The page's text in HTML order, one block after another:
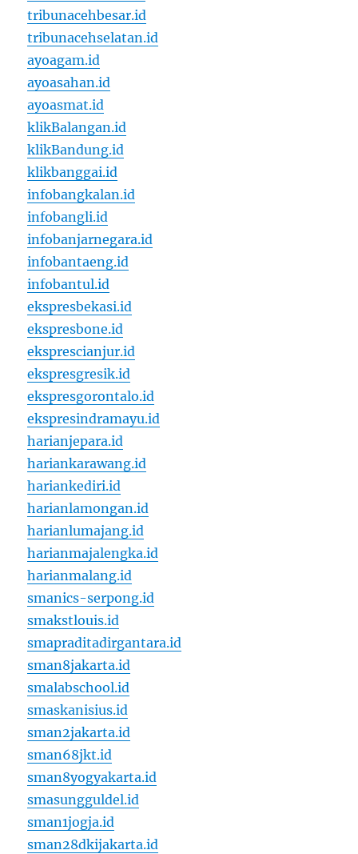
tribunacehbesar.id
tribunacehselatan.id
ayoagam.id
ayoasahan.id
ayoasmat.id
klikBalangan.id
klikBandung.id
klikbanggai.id
infobangkalan.id
infobangli.id
infobanjarnegara.id
infobantaeng.id
infobantul.id
ekspresbekasi.id
ekspresbone.id
eksprescianjur.id
ekspresgresik.id
ekspresgorontalo.id
ekspresindramayu.id
harianjepara.id
hariankarawang.id
hariankediri.id
harianlamongan.id
harianlumajang.id
harianmajalengka.id
harianmalang.id
smanics-serpong.id
smakstlouis.id
smapraditadirgantara.id
sman8jakarta.id
smalabschool.id
smaskanisius.id
sman2jakarta.id
sman68jkt.id
sman8yogyakarta.id
smasungguldel.id
sman1jogja.id
sman28dkijakarta.id